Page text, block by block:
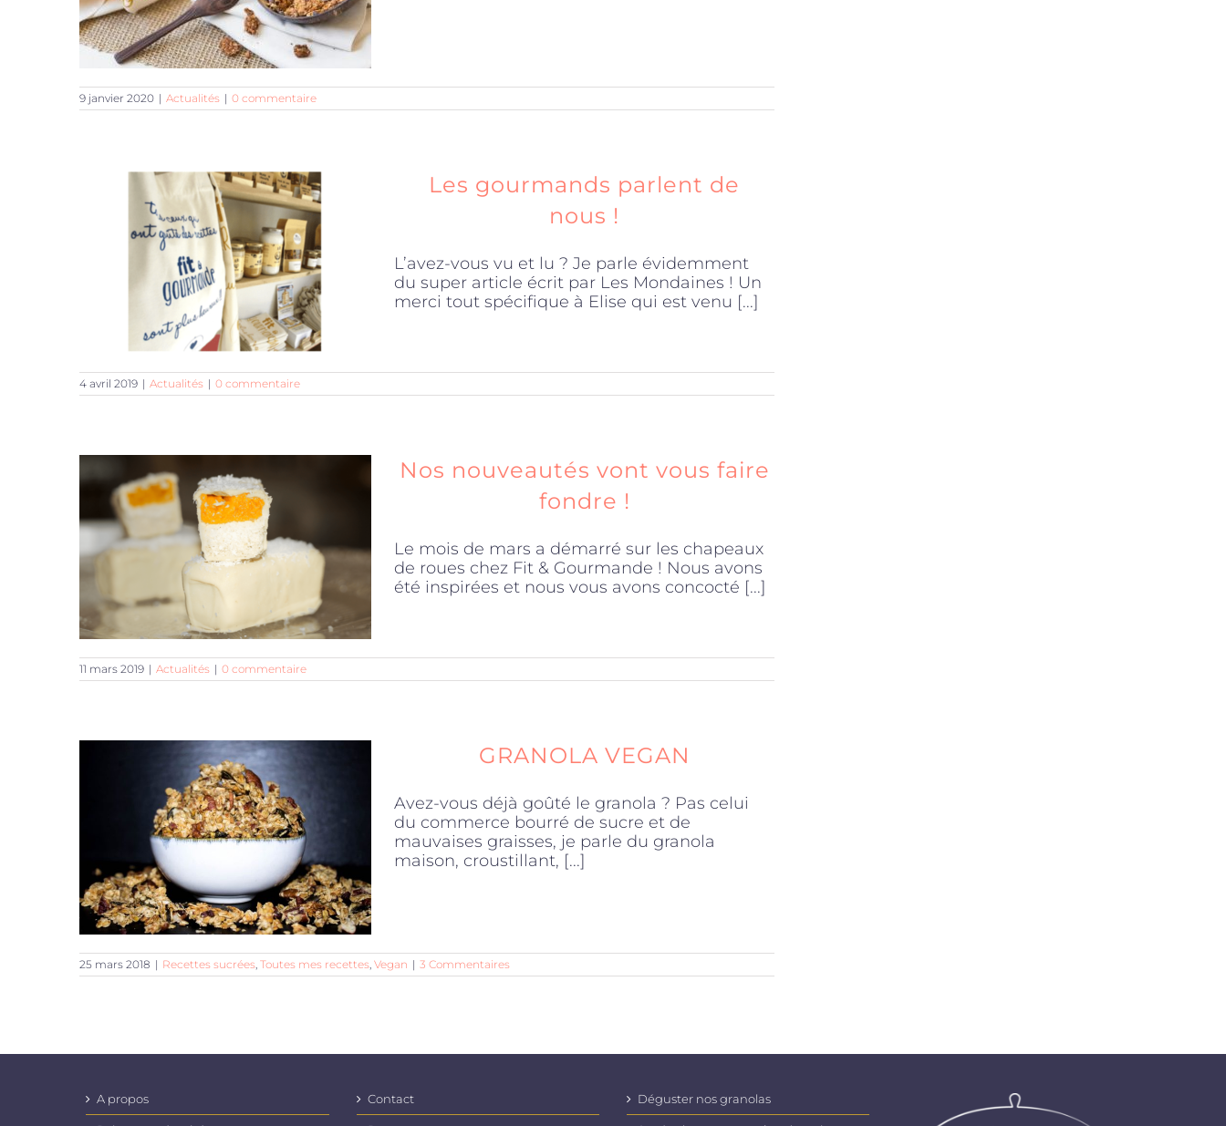
9 janvier 2020 | Actualités | 0 commentaire
Les gourmands parlent de
nous !
L’avez-vous vu et lu ? Je parle évidemment
du super article écrit par Les Mondaines ! Un
merci tout spécifique à Elise qui est venu [...]
4 avril 2019 | Actualités | 0 commentaire
Nos nouveautés vont vous faire
fondre !
Le mois de mars a démarré sur les chapeaux
de roues chez Fit & Gourmande ! Nous avons
été inspirées et nous vous avons concocté [...]
11 mars 2019 | Actualités | 0 commentaire
GRANOLA VEGAN
Avez-vous déjà goûté le granola ? Pas celui
du commerce bourré de sucre et de
mauvaises graisses, je parle du granola
maison, croustillant, [...]
25 mars 2018 | Recettes sucrées, Toutes mes recettes, Vegan | 3 Commentaires
A propos Contact Déguster nos granolas